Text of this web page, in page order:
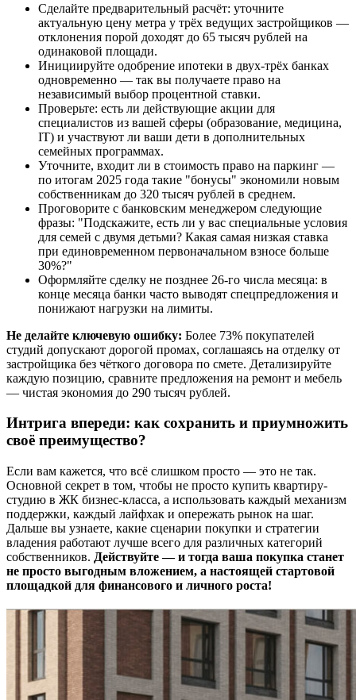
Сделайте предварительный расчёт: уточните
актуальную цену метра у трёх ведущих застройщиков —
отклонения порой доходят до 65 тысяч рублей на
одинаковой площади.
Инициируйте одобрение ипотеки в двух-трёх банках
одновременно — так вы получаете право на
независимый выбор процентной ставки.
Проверьте: есть ли действующие акции для
специалистов из вашей сферы (образование, медицина,
IT) и участвуют ли ваши дети в дополнительных
семейных программах.
Уточните, входит ли в стоимость право на паркинг —
по итогам 2025 года такие "бонусы" экономили новым
собственникам до 320 тысяч рублей в среднем.
Проговорите с банковским менеджером следующие
фразы: "Подскажите, есть ли у вас специальные условия
для семей с двумя детьми? Какая самая низкая ставка
при единовременном первоначальном взносе больше
30%?"
Оформляйте сделку не позднее 26-го числа месяца: в
конце месяца банки часто выводят спецпредложения и
понижают нагрузки на лимиты.
Не делайте ключевую ошибку: Более 73% покупателей
студий допускают дорогой промах, соглашаясь на отделку от
застройщика без чёткого договора по смете. Детализируйте
каждую позицию, сравните предложения на ремонт и мебель
— чистая экономия до 290 тысяч рублей.
Интрига впереди: как сохранить и приумножить
своё преимущество?
Если вам кажется, что всё слишком просто — это не так.
Основной секрет в том, чтобы не просто купить квартиру-
студию в ЖК бизнес-класса, а использовать каждый механизм
поддержки, каждый лайфхак и опережать рынок на шаг.
Дальше вы узнаете, какие сценарии покупки и стратегии
владения работают лучше всего для различных категорий
собственников. Действуйте — и тогда ваша покупка станет
не просто выгодным вложением, а настоящей стартовой
площадкой для финансового и личного роста!